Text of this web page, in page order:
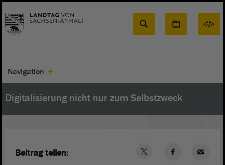
Suche
Navigation
Digitalisierung nicht nur zum Selbstzweck
Beitrag teilen: